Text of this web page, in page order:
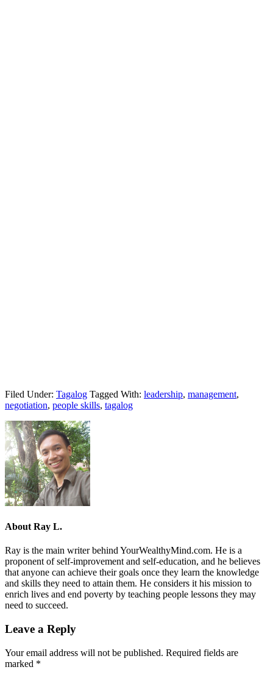
Filed Under: Tagalog Tagged With: leadership, management,
negotiation, people skills, tagalog
About Ray L.
Ray is the main writer behind YourWealthyMind.com. He is a
proponent of self-improvement and self-education, and he believes
that anyone can achieve their goals once they learn the knowledge
and skills they need to attain them. He considers it his mission to
enrich lives and end poverty by teaching people lessons they may
need to succeed.
Leave a Reply
Your email address will not be published. Required fields are
marked *